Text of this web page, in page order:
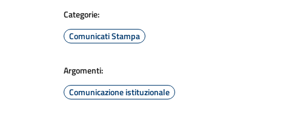
Categorie:
Comunicati Stampa
Argomenti:
Comunicazione istituzionale